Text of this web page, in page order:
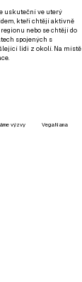
uskuteční ve uterý
kteří chtějí aktivně
nebo se chtějí do
spojených s
lidi z okolí. Na místě
výzvy VegaNana